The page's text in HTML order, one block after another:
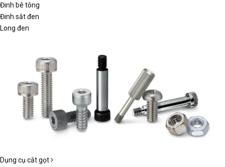
Đinh bê tông
Đinh sắt đen
Long đen
Dụng cụ cắt gọt